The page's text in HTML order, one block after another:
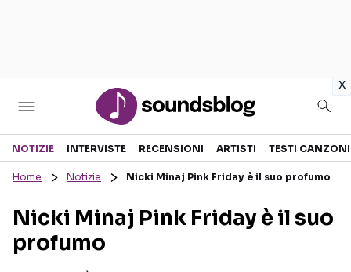
x
Sezioni
RECENSIONI MUSICALI
INTERVISTE
TESTI CANZONI
NOTIZIE INTERVISTE RECENSIONI ARTISTI TESTI CANZONI
Home Notizie Nicki Minaj Pink Friday è il suo profumo
Nicki Minaj Pink Friday è il suo
profumo